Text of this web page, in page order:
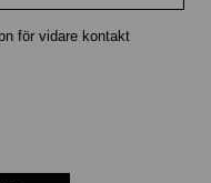
för vidare kontakt